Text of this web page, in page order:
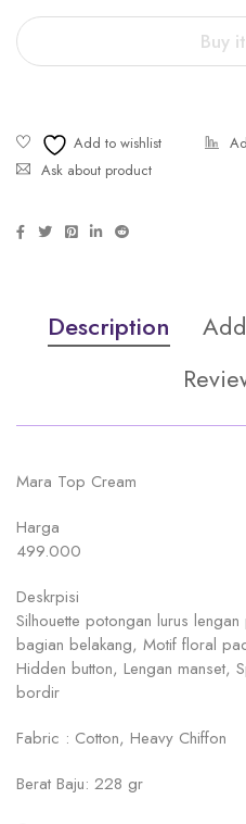
Buy
Ask about product
Description
Mara Top Cream
Harga
499.000
Deskrpisi
Silhouette potongan lurus
bagian belakang, Motif floral
Hidden button, Lengan manset,
bordir
Fabric : Cotton, Heavy Chiffon
Berat Baju: 228 gr